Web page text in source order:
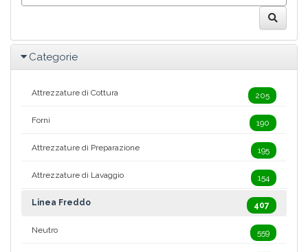
Categorie
Attrezzature di Cottura 205
Forni 190
Attrezzature di Preparazione 195
Attrezzature di Lavaggio 154
Linea Freddo 407
Neutro 559